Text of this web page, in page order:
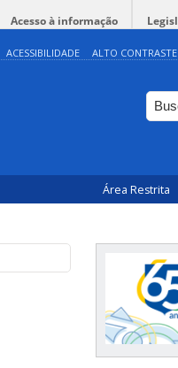
Acesso à informação
ACESSIBILIDADE ALTO CONTRASTE
Área Restrita